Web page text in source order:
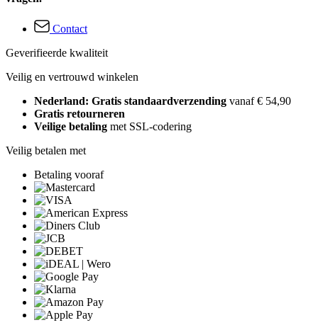
Contact
Geverifieerde kwaliteit
Veilig en vertrouwd winkelen
Nederland: Gratis standaardverzending vanaf € 54,90
Gratis retourneren
Veilige betaling met SSL-codering
Veilig betalen met
Betaling vooraf